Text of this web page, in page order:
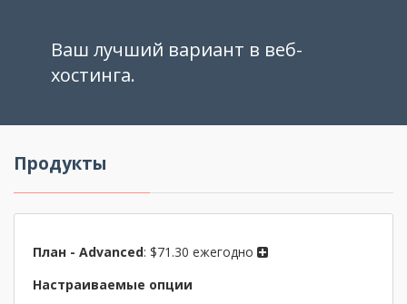
Ваш лучший вариант в веб-
хостинга.
Продукты
План - Advanced: $71.30 ежегодно
Настраиваемые опции